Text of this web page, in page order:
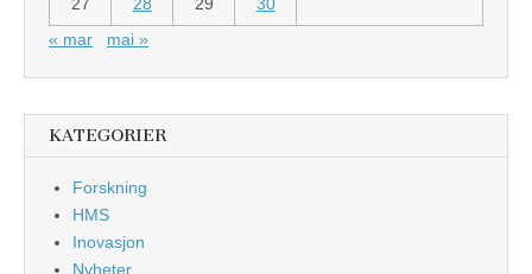
« mar
mai »
KATEGORIER
Forskning
HMS
Inovasjon
Nyheter